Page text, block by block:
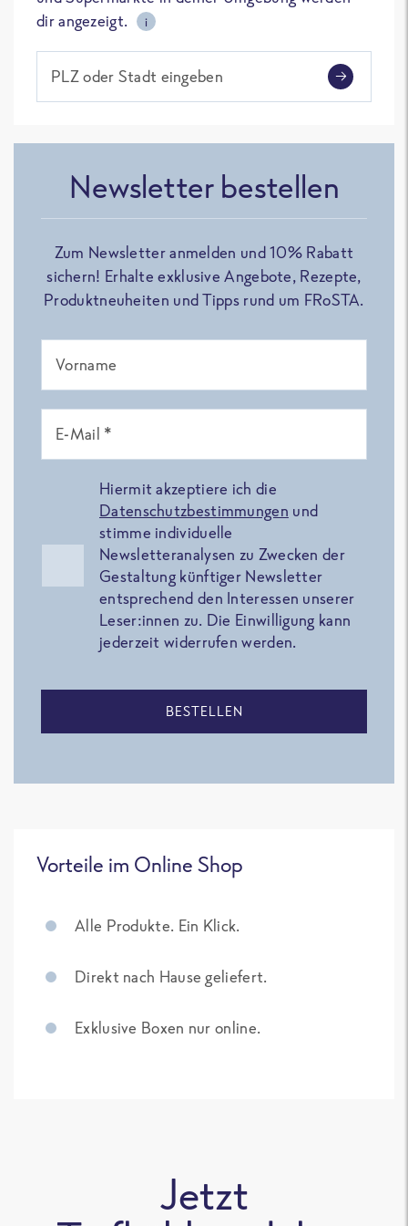
dir angezeigt.
i
PLZ oder Stadt eingeben
Newsletter bestellen
Zum Newsletter anmelden und 10% Rabatt
sichern! Erhalte exklusive Angebote, Rezepte,
Produktneuheiten und Tipps rund um FRoSTA.
Vorname
E-Mail *
Hiermit akzeptiere ich die
Datenschutzbestimmungen und
stimme individuelle
Newsletteranalysen zu Zwecken der
Gestaltung künftiger Newsletter
entsprechend den Interessen unserer
Leser:innen zu. Die Einwilligung kann
jederzeit widerrufen werden.
BESTELLEN
Vorteile im Online Shop
Alle Produkte. Ein Klick.
Direkt nach Hause geliefert.
Exklusive Boxen nur online.
Jetzt